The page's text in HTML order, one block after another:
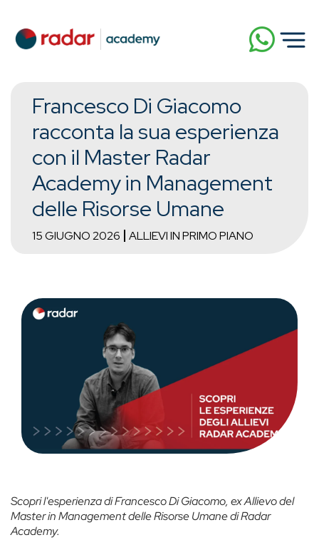
Francesco Di Giacomo
racconta la sua esperienza
con il Master Radar
Academy in Management
delle Risorse Umane
15 GIUGNO 2026 ALLIEVI IN PRIMO PIANO
Scopri l'esperienza di Francesco Di Giacomo, ex Allievo del
Master in Management delle Risorse Umane di Radar
Academy.